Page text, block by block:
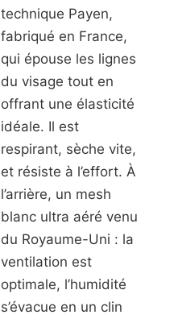
technique Payen,
fabriqué en France,
qui épouse les lignes
du visage tout en
offrant une élasticité
idéale. Il est
respirant, sèche vite,
et résiste à l’effort. À
l’arrière, un mesh
blanc ultra aéré venu
du Royaume-Uni : la
ventilation est
optimale, l’humidité
s’évacue en un clin